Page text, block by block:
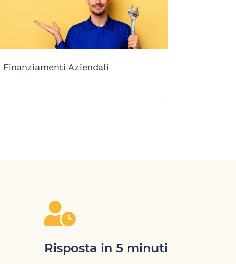
Finanziamenti Aziendali

Risposta in 5 minuti